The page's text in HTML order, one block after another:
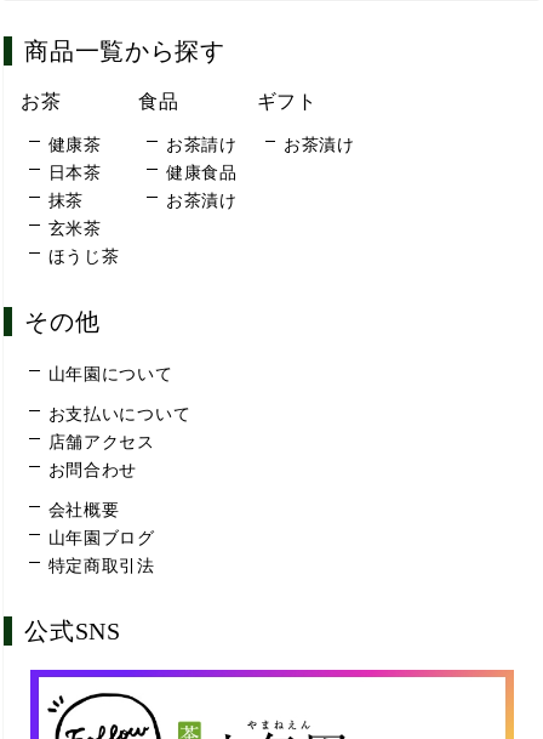
商品一覧から探す
お茶
健康茶
日本茶
抹茶
玄米茶
ほうじ茶
食品
お茶請け
健康食品
お茶漬け
ギフト
お茶漬け
その他
山年園について
お支払いについて
店舗アクセス
お問合わせ
会社概要
山年園ブログ
特定商取引法
公式SNS